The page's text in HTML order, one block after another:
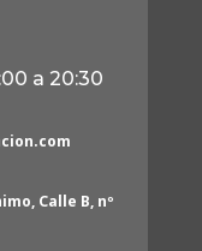
a 20:30
Calle B, nº